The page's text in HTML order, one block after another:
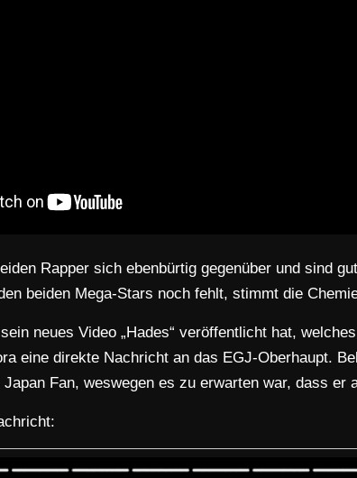
Rapper sich ebenbürtig gegenüber und sind
beiden Mega-Stars noch fehlt, stimmt die
neues Video „Hades“ veröffentlicht hat,
eine direkte Nachricht an das EGJ-Oberhaupt.
Fan, weswegen es zu erwarten war, dass er